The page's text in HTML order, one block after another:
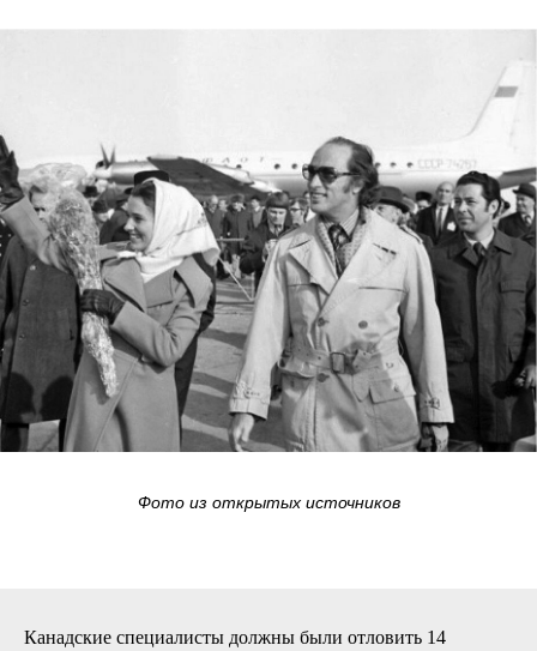
Фото из открытых источников
Канадские специалисты должны были отловить 14